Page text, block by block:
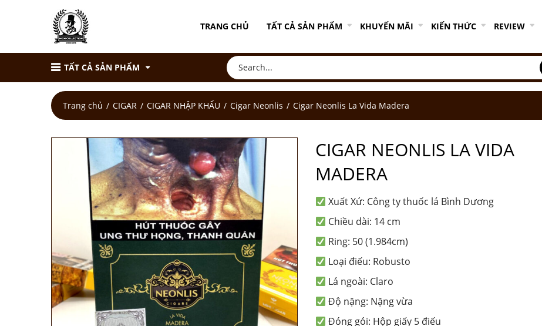
TRANG CHỦ TẤT CẢ SẢN PHẨM KHUYẾN MÃI KIẾN THỨC REVIEW
TẤT CẢ SẢN PHẨM
Trang chủ CIGAR CIGAR NHẬP KHẨU Cigar Neonlis Cigar Neonlis La Vida Madera
CIGAR NEONLIS LA VIDA
MADERA
Xuất Xứ: Công ty thuốc lá Bình Dương
Chiều dài: 14 cm
Ring: 50 (1.984cm)
Loại điếu: Robusto
Lá ngoài: Claro
Độ nặng: Nặng vừa
Đóng gói: Hộp giấy 5 điếu